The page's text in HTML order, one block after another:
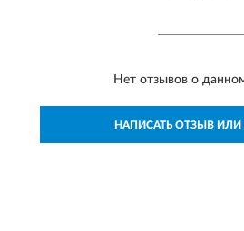
Нет отзывов о
НАПИСАТЬ ОТЗЫВ